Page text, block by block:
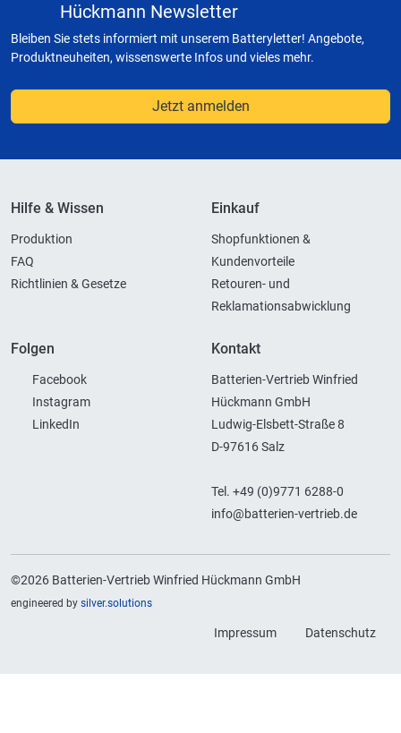
Hückmann Newsletter
Bleiben Sie stets informiert mit unserem Batteryletter! Angebote,
Produktneuheiten, wissenswerte Infos und vieles mehr.
Jetzt anmelden
Hilfe & Wissen
Produktion
FAQ
Richtlinien & Gesetze
Einkauf
Shopfunktionen &
Kundenvorteile
Retouren- und
Reklamationsabwicklung
Folgen
Facebook
Instagram
LinkedIn
Kontakt
Batterien-Vertrieb Winfried
Hückmann GmbH
Ludwig-Elsbett-Straße 8
D-97616 Salz
Tel. +49 (0)9771 6288-0
info@batterien-vertrieb.de
©2026 Batterien-Vertrieb Winfried Hückmann GmbH
engineered by silver.solutions
Impressum Datenschutz